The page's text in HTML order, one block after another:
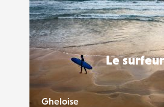
Le surfeur
Gheloise